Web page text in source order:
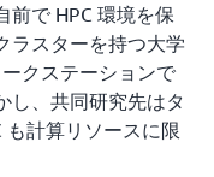
前で HPC 環境を保
ラスターを持つ大学
クステーションで
し、共同研究先はタ
も計算リソースに限